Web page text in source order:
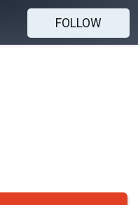
FOLLOW